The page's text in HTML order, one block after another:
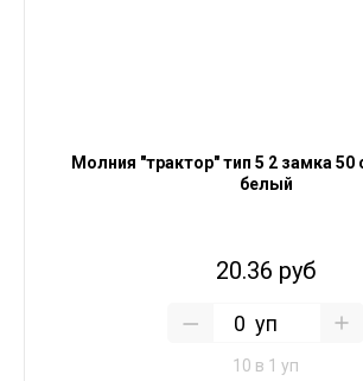
Молния "трактор" тип 5 2 замка
белый
20.36 руб
уп
10 в 1 уп